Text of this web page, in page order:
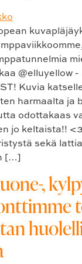
@elluyellow -
Kuvia
harmaalta ja
odottakaas
jo keltaista!!
sekä
[…]
,